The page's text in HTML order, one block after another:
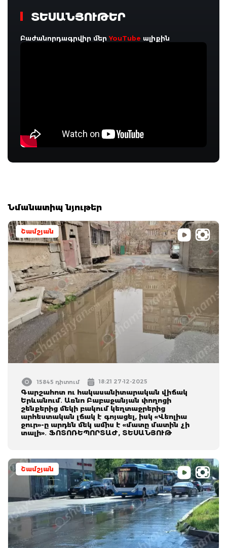
ՏԵՍԱՆՅՈՒԹԵՐ
Բաժանորդագրվիր մերYouTube ալիքին
Նմանատիպ նյութեր
Շամշյան
15845 դիտում 18:21 27-12-2025
Գարշահոտ ու հակասանիտարական վիճակ
Երևանում․ Առնո Բաբաջանյան փողոցի
շենքերից մեկի բակում կեղտաջրերից
արհեստական լճակ է գոյացել, իսկ «Վեոլիա
ջուր»-ը արդեն մեկ ամիս է «մատը մատին չի
տալի»․ ՖՈՏՈՌԵՊՈՐՏԱԺ, ՏԵՍԱՆՅՈՒԹ
Շամշյան